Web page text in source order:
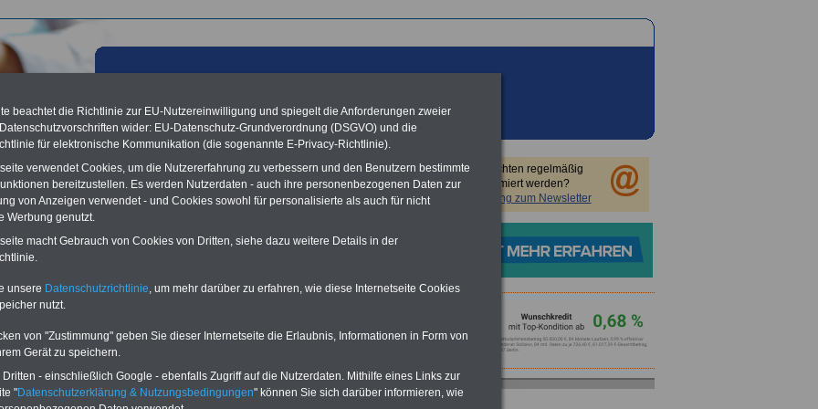
aus der öffentlichen Verwaltung: DBB unterstützt
bei Beamtenversorgung; 08.09.2011
Vorteile für den
öffentlichen Dienst
und sparen:
Vergleich Gesetzliche
-
Sie möchten regelmäßig
informiert werden?
Anmeldung zum Newsletter
beachtet die Richtlinie zur EU-Nutzereinwilligung und spiegelt die Anforderungen zweier
wider: EU-Datenschutz-Grundverordnung (DSGVO) und die
für elektronische Kommunikation (die sogenannte E-Privacy-Richtlinie).
verwendet Cookies, um die Nutzererfahrung zu verbessern und den Benutzern bestimmte
bereitzustellen. Es werden Nutzerdaten - auch ihre personenbezogenen Daten zur
von Anzeigen verwendet - und Cookies sowohl für personalisierte als auch für nicht
Werbung genutzt.
macht Gebrauch von Cookies von Dritten, siehe dazu weitere Details in der
unsere Datenschutzrichtlinie, um mehr darüber zu erfahren, wie diese Internetseite Cookies
nutzt.
von "Zustimmung" geben Sie dieser Internetseite die Erlaubnis, Informationen in Form von
Gerät zu speichern.
- einschließlich Google - ebenfalls Zugriff auf die Nutzerdaten. Mithilfe eines Links zur
"Datenschutzerklärung & Nutzungsbedingungen" können Sie sich darüber informieren, wie